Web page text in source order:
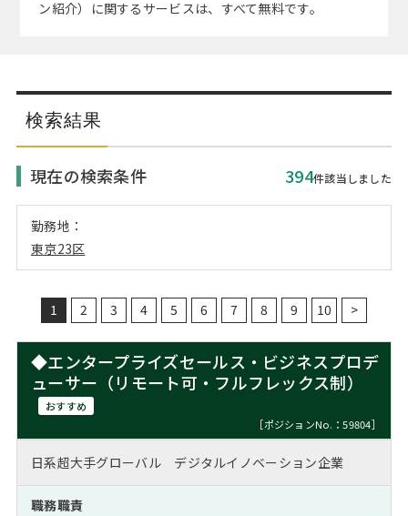
年齢と年収の相関図
ン紹介）に関するサービスは、すべて無料です。
検索結果
現在の検索条件 394件該当しました
勤務地：
東京23区
1 2 3 4 5 6 7 8 9 10 >
◆エンタープライズセールス・ビジネスプロデ
ューサー（リモート可・フルフレックス制）
おすすめ
［ポジションNo.：59804］
日系超大手グローバル デジタルイノベーション企業
職務職責